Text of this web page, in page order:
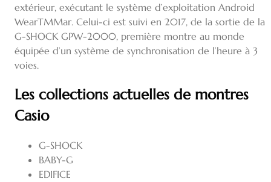
extérieur, exécutant le système d’exploitation Android
WearTMMar. Celui-ci est suivi en 2017, de la sortie de la
G-SHOCK GPW-2000, première montre au monde
équipée d’un système de synchronisation de l’heure à 3
voies.
Les collections actuelles de montres
Casio
G-SHOCK
BABY-G
EDIFICE